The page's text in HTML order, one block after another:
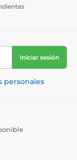
Iniciar sesión
personales